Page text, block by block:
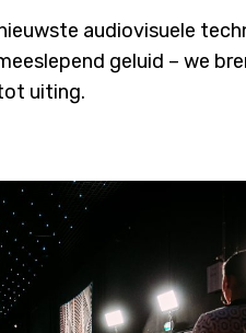
audiovisuele
geluid – we
uiting.